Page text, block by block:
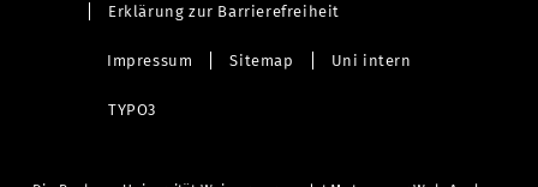
Erklärung zur Barrierefreiheit
Impressum Sitemap Uni intern
TYPO3